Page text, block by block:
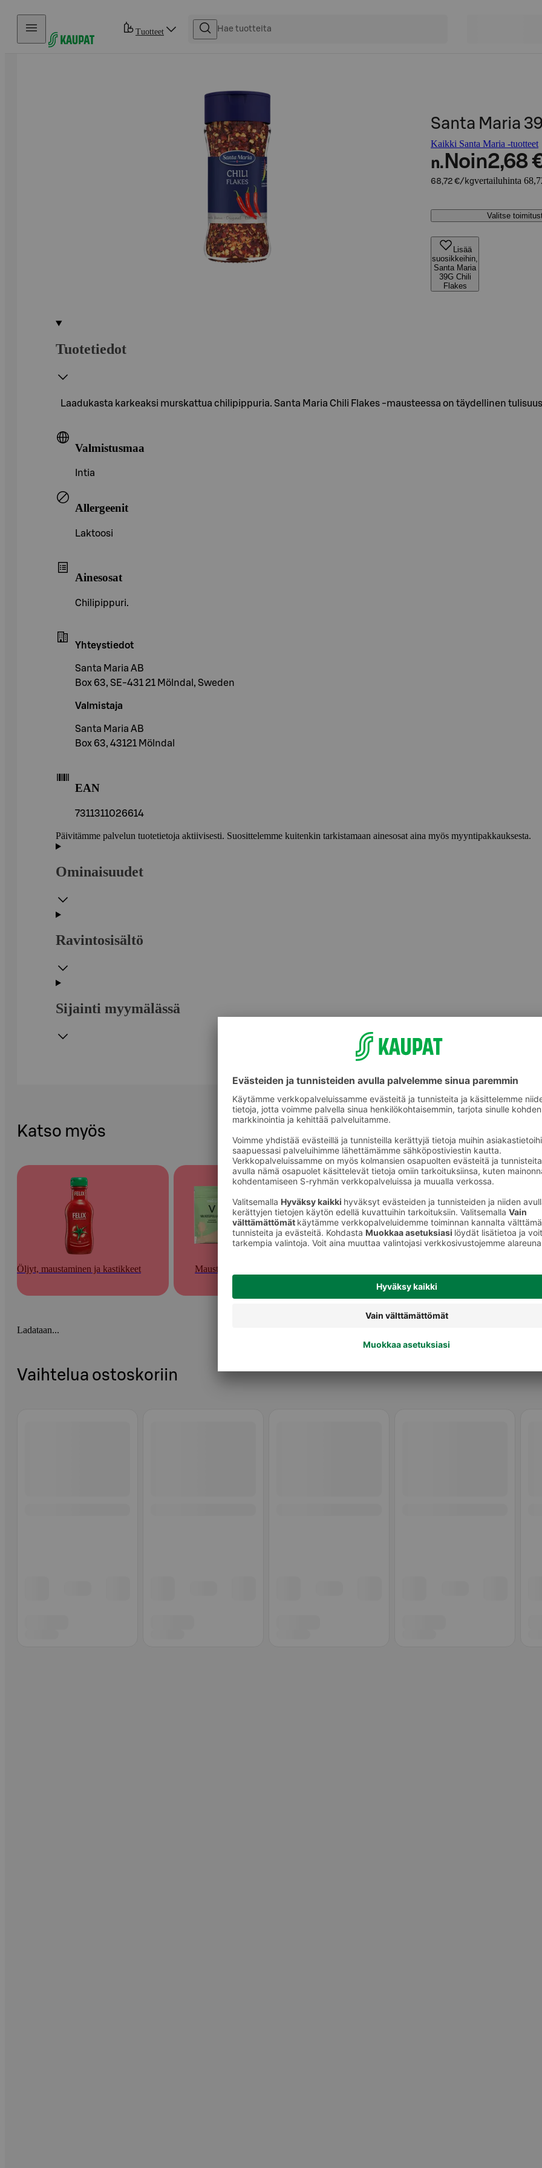
Hyppää sisältöön
Tuotteet
Santa Maria
Kaikki Santa Maria -tuotteet
n. Noin2,68
68,72 €/kgvertailuhinta
Valitse
Lisää
suosikkeihin,
Santa Maria
39G Chili
Flakes
Tuotetiedot
Laadukasta karkeaksi murskattua chilipippuria. Santa Maria Chili Flakes -mausteessa on täydellinen
Valmistusmaa
Intia
Allergeenit
Laktoosi
Ainesosat
Chilipippuri.
Yhteystiedot
Santa Maria AB
Box 63, SE-431 21 Mölndal, Sweden
Valmistaja
Santa Maria AB
Box 63, 43121 Mölndal
EAN
7311311026614
Päivitämme palvelun tuotetietoja aktiivisesti. Suosittelemme kuitenkin tarkistamaan ainesosat aina myös myyntipakkauksesta.
Ominaisuudet
Ravintosisältö
Sijainti myymälässä
Katso myös
Öljyt, maustaminen ja kastikkeet Mausteet
Ladataan...
Vaihtelua ostoskoriin